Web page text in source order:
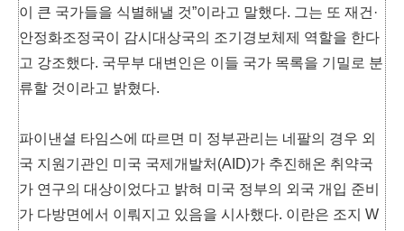
이 큰 국가들을 식별해낼 것”이라고 말했다. 그는 또 재건·
안정화조정국이 감시대상국의 조기경보체제 역할을 한다
고 강조했다. 국무부 대변인은 이들 국가 목록을 기밀로 분
류할 것이라고 밝혔다.
파이낸셜 타임스에 따르면 미 정부관리는 네팔의 경우 외
국 지원기관인 미국 국제개발처(AID)가 추진해온 취약국
가 연구의 대상이었다고 밝혀 미국 정부의 외국 개입 준비
가 다방면에서 이뤄지고 있음을 시사했다. 이란은 조지 W